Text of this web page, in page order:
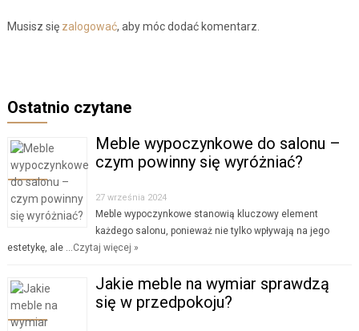
Musisz się zalogować, aby móc dodać komentarz.
Ostatnio czytane
Meble wypoczynkowe do salonu –
czym powinny się wyróżniać?
27 września 2024
Meble wypoczynkowe stanowią kluczowy element
każdego salonu, ponieważ nie tylko wpływają na jego
estetykę, ale …Czytaj więcej »
Jakie meble na wymiar sprawdzą
się w przedpokoju?